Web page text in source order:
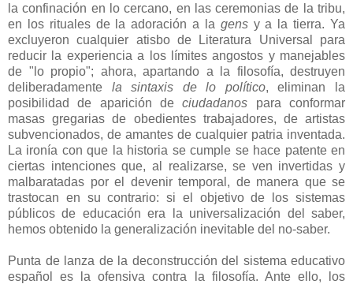
la confinación en lo cercano, en las ceremonias de la tribu,
en los rituales de la adoración a la gens y a la tierra. Ya
excluyeron cualquier atisbo de Literatura Universal para
reducir la experiencia a los límites angostos y manejables
de "lo propio"; ahora, apartando a la filosofía, destruyen
deliberadamente la sintaxis de lo político, eliminan la
posibilidad de aparición deciudadanos para conformar
masas gregarias de obedientes trabajadores, de artistas
subvencionados, de amantes de cualquier patria inventada.
La ironía con que la historia se cumple se hace patente en
ciertas intenciones que, al realizarse, se ven invertidas y
malbaratadas por el devenir temporal, de manera que se
trastocan en su contrario: si el objetivo de los sistemas
públicos de educación era la universalización del saber,
hemos obtenido la generalización inevitable del no-saber.
Punta de lanza de la deconstrucción del sistema educativo
español es la ofensiva contra la filosofía. Ante ello, los